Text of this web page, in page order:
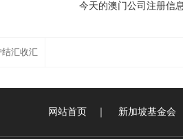
今天的澳门公司注册信
汇收汇
网站首页 新加坡基金会